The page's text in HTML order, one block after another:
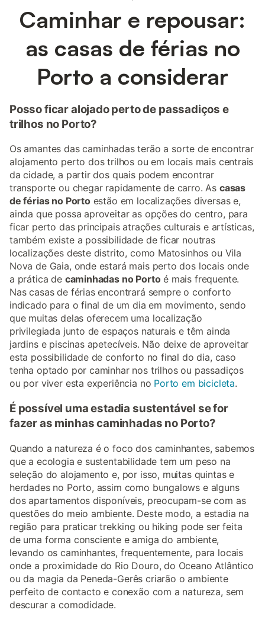
Caminhar e repousar:
as casas de férias no
Porto a considerar
Posso ficar alojado perto de passadiços e
trilhos no Porto?
Os amantes das caminhadas terão a sorte de encontrar
alojamento perto dos trilhos ou em locais mais centrais
da cidade, a partir dos quais podem encontrar
transporte ou chegar rapidamente de carro. As casas
de férias no Portoestão em localizações diversas e,
ainda que possa aproveitar as opções do centro, para
ficar perto das principais atrações culturais e artísticas,
também existe a possibilidade de ficar noutras
localizações deste distrito, como Matosinhos ou Vila
Nova de Gaia, onde estará mais perto dos locais onde
a prática de caminhadas no Portoé mais frequente.
Nas casas de férias encontrará sempre o conforto
indicado para o final de um dia em movimento, sendo
que muitas delas oferecem uma localização
privilegiada junto de espaços naturais e têm ainda
jardins e piscinas apetecíveis. Não deixe de aproveitar
esta possibilidade de conforto no final do dia, caso
tenha optado por caminhar nos trilhos ou passadiços
ou por viver esta experiência no Porto em bicicleta.
É possível uma estadia sustentável se for
fazer as minhas caminhadas no Porto?
Quando a natureza é o foco dos caminhantes, sabemos
que a ecologia e sustentabilidade tem um peso na
seleção do alojamento e, por isso, muitas quintas e
herdades no Porto, assim como bungalows e alguns
dos apartamentos disponíveis, preocupam-se com as
questões do meio ambiente. Deste modo, a estadia na
região para praticar trekking ou hiking pode ser feita
de uma forma consciente e amiga do ambiente,
levando os caminhantes, frequentemente, para locais
onde a proximidade do Rio Douro, do Oceano Atlântico
ou da magia da Peneda-Gerês criarão o ambiente
perfeito de contacto e conexão com a natureza, sem
descurar a comodidade.